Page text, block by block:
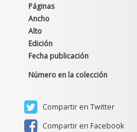
Páginas
Ancho
Alto
Edición
Fecha publicación
Número en la colección
Compartir en Twitter
Compartir en Facebook